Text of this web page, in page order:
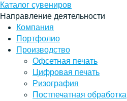
Каталог сувениров
Направление деятельности
Компания
Портфолио
Производство
Офсетная печать
Цифровая печать
Ризография
Постпечатная обработка